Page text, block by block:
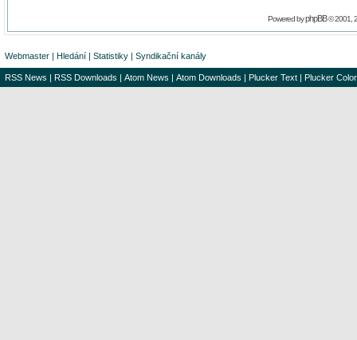
Powered byphpBB© 2001,
Webmaster | Hledání | Statistiky | Syndikační kanály
RSS News | RSS Downloads | Atom News | Atom Downloads | Plucker Text | Plucker Color